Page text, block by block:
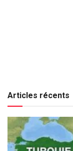
Articles récents